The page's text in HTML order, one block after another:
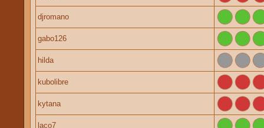
djromano
gabo126
hilda
kubolibre
kytana
laco7